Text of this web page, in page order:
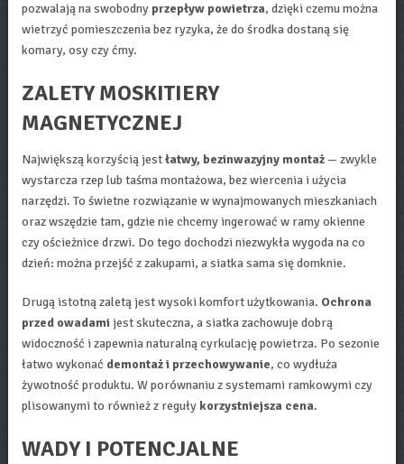
pozwalają na swobodny przepływ powietrza, dzięki czemu można
wietrzyć pomieszczenia bez ryzyka, że do środka dostaną się
komary, osy czy ćmy.
ZALETY MOSKITIERY
MAGNETYCZNEJ
Największą korzyścią jestłatwy, bezinwazyjny montaż— zwykle
wystarcza rzep lub taśma montażowa, bez wiercenia i użycia
narzędzi. To świetne rozwiązanie w wynajmowanych mieszkaniach
oraz wszędzie tam, gdzie nie chcemy ingerować w ramy okienne
czy ościeżnice drzwi. Do tego dochodzi niezwykła wygoda na co
dzień: można przejść z zakupami, a siatka sama się domknie.
Drugą istotną zaletą jest wysoki komfort użytkowania. Ochrona
przed owadamijest skuteczna, a siatka zachowuje dobrą
widoczność i zapewnia naturalną cyrkulację powietrza. Po sezonie
łatwo wykonać demontaż i przechowywanie, co wydłuża
żywotność produktu. W porównaniu z systemami ramkowymi czy
plisowanymi to również z reguły korzystniejsza cena.
WADY I POTENCJALNE